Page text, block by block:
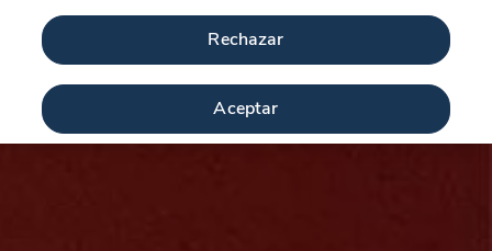
Rechazar
Aceptar